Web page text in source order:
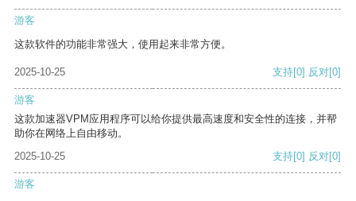
游客
这款软件的功能非常强大，使用起来非常方便。
2025-10-25 支持[0] 反对[0]
游客
这款加速器VPM应用程序可以给你提供最高速度和安全性的连接，并帮
助你在网络上自由移动。
2025-10-25
支持[0] 反对[0]
游客